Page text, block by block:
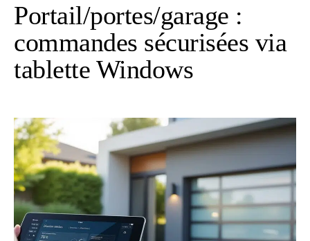
Portail/portes/garage :
commandes sécurisées via
tablette Windows